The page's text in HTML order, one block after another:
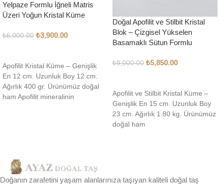
Yelpaze Formlu İğneli Matris
Üzeri Yoğun Kristal Küme
₺6,000.00 ₺3,900.00
Apofilit Kristal Küme – Genişlik
En 12 cm. Uzunluk Boy 12 cm.
Ağırlık 400 gr. Ürünümüz doğal
ham Apofilit mineralinin
Doğal Apofilit ve Stilbit Kristal
Blok – Çizgisel Yükselen
Basamaklı Sütun Formlu
₺9,000.00 ₺5,850.00
Apofilit ve Stilbit Kristal Küme –
Genişlik En 15 cm. Uzunluk Boy
23 cm. Ağırlık 1.80 kg. Ürünümüz
doğal ham
Doğanın zarafetini yaşam alanlarınıza taşıyan kaliteli doğal taş